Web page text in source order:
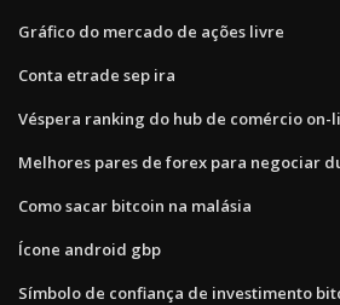
Gráfico do mercado de ações livre
Conta etrade sep ira
Véspera ranking do hub de comércio on-
Melhores pares de forex para negociar
Como sacar bitcoin na malásia
Ícone android gbp
Símbolo de confiança de investimento